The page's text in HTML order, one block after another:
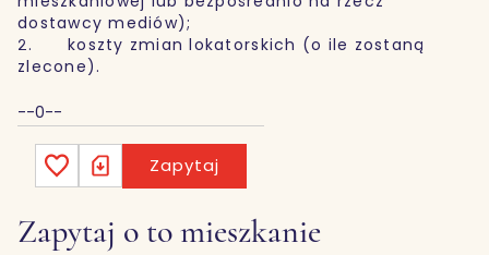
dostawcy mediów);
2. koszty zmian lokatorskich (o ile zostaną
zlecone).
--0--
Zapytaj
Zapytaj o to mieszkanie